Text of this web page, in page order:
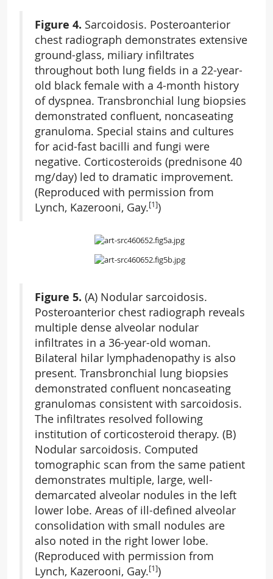
Figure 4. Sarcoidosis. Posteroanterior
chest radiograph demonstrates extensive
ground-glass, miliary infiltrates
throughout both lung fields in a 22-year-
old black female with a 4-month history
of dyspnea. Transbronchial lung biopsies
demonstrated confluent, noncaseating
granuloma. Special stains and cultures
for acid-fast bacilli and fungi were
negative. Corticosteroids (prednisone 40
mg/day) led to dramatic improvement.
(Reproduced with permission from
Lynch, Kazerooni, Gay.[1])
Figure 5. (A) Nodular sarcoidosis.
Posteroanterior chest radiograph reveals
multiple dense alveolar nodular
infiltrates in a 36-year-old woman.
Bilateral hilar lymphadenopathy is also
present. Transbronchial lung biopsies
demonstrated confluent noncaseating
granulomas consistent with sarcoidosis.
The infiltrates resolved following
institution of corticosteroid therapy. (B)
Nodular sarcoidosis. Computed
tomographic scan from the same patient
demonstrates multiple, large, well-
demarcated alveolar nodules in the left
lower lobe. Areas of ill-defined alveolar
consolidation with small nodules are
also noted in the right lower lobe.
(Reproduced with permission from
Lynch, Kazerooni, Gay.[1])